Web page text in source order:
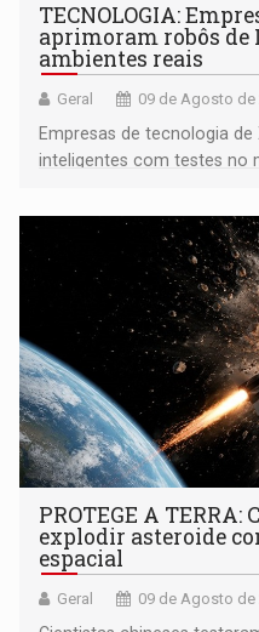
TECNOLOGIA:
aprimoram robôs
ambientes reais
Geral 09 de Agosto de
Empresas de tecnologia
inteligentes com testes no
PROTEGE A
explodir asteroide
espacial
Geral 09 de Agosto de